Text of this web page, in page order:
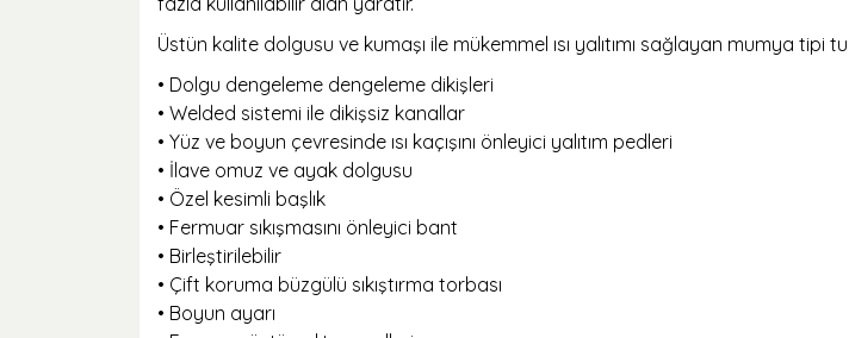
Üstün kalite dolgusu ve kumaşı ile mükemmel ısı yalıtımı sağlayan mumya tipi
• Dolgu dengeleme dengeleme dikişleri
• Welded sistemi ile dikişsiz kanallar
• Yüz ve boyun çevresinde ısı kaçışını önleyici yalıtım pedleri
• İlave omuz ve ayak dolgusu
• Özel kesimli başlık
• Fermuar sıkışmasını önleyici bant
• Birleştirilebilir
• Çift koruma büzgülü sıkıştırma torbası
• Boyun ayarı